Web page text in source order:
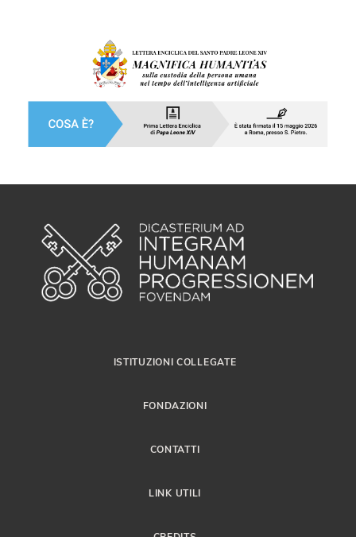
ISTITUZIONI COLLEGATE
FONDAZIONI
CONTATTI
LINK UTILI